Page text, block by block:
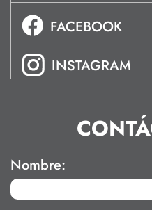
FACEBOOK
INSTAGRAM
Nombre: